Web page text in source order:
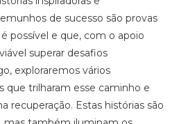
de sucesso são provas
possível e que, com o apoio
superar desafios
exploraremos vários
que trilharam esse caminho e
recuperação. Estas histórias são